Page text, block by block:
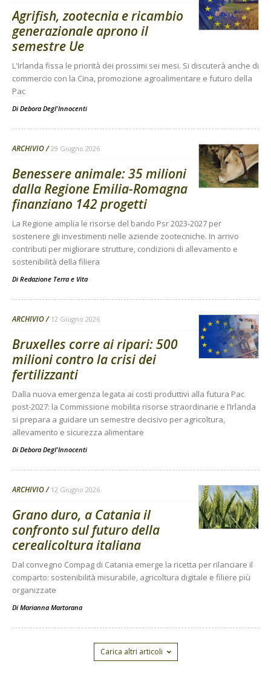
Agrifish, zootecnia e ricambio
generazionale aprono il
semestre Ue
L'Irlanda fissa le priorità dei prossimi sei mesi. Si discuterà anche di
commercio con la Cina, promozione agroalimentare e futuro della
Pac
Di Debora Degl'Innocenti
ARCHIVIO 29 Giugno 2026
Benessere animale: 35 milioni
dalla Regione Emilia-Romagna
finanziano 142 progetti
La Regione amplia le risorse del bando Psr 2023-2027 per
sostenere gli investimenti nelle aziende zootecniche. In arrivo
contributi per migliorare strutture, condizioni di allevamento e
sostenibilità della filiera
Di Redazione Terra e Vita
ARCHIVIO 12 Giugno 2026
Bruxelles corre ai ripari: 500
milioni contro la crisi dei
fertilizzanti
Dalla nuova emergenza legata ai costi produttivi alla futura Pac
post-2027: la Commissione mobilita risorse straordinarie e l’Irlanda
si prepara a guidare un semestre decisivo per agricoltura,
allevamento e sicurezza alimentare
Di Debora Degl'Innocenti
ARCHIVIO 12 Giugno 2026
Grano duro, a Catania il
confronto sul futuro della
cerealicoltura italiana
Dal convegno Compag di Catania emerge la ricetta per rilanciare il
comparto: sostenibilità misurabile, agricoltura digitale e filiere più
organizzate
Di Marianna Martorana
Carica altri articoli